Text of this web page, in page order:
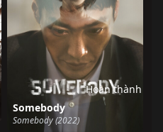
Somebody
Somebody (2022)
Hoàn thành